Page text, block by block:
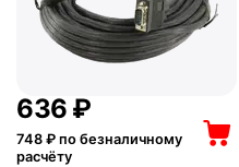
‍636‍ ₽
748 ₽ по безналичному
расчёту